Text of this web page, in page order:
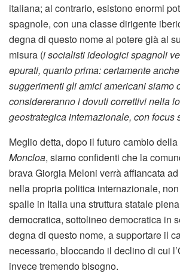
italiana; al contrario, esistono enormi
spagnole, con una classe dirigente
degna di questo nome al potere già al
misura (i socialisti ideologici spagnoli
epurati, quanto prima: certamente
suggerimenti gli amici americani siamo
considereranno i dovuti correttivi nella
geostrategica internazionale, con focus
Meglio detta, dopo il futuro cambio
Moncloa, siamo confidenti che la
brava Giorgia Meloni verrà affiancata
nella propria politica internazionale,
spalle in Italia una struttura statale
democratica, sottolineo democratica in
degna di questo nome, a supportare il
necessario, bloccando il declino di cui
invece tremendo bisogno.